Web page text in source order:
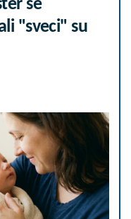
se
"sveci" su